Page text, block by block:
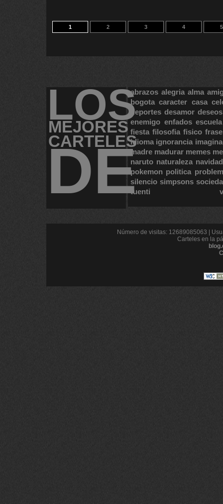
1 2 3 4 5
LOS
MEJORES
CARTELES
DE
abrazos alegria alma
bogota caracter casa
deportes desamor deseos
enemigo enfados escuela
fiesta filosofia fisico
idioma ignorancia
madre madurar memes
naruto naturaleza navidad
pokemon politica
silencio simpsons
tuenti
Número de visitas: 12689085063 |
Carteles en la